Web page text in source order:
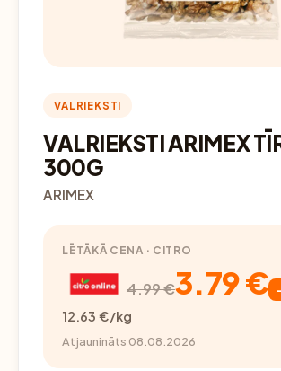
VALRIEKSTI
VALRIEKSTI ARIMEX
300G
ARIMEX
LĒTĀKĀ CENA · CITRO
4.99 €3.79 €
12.63 €/kg
Atjaunināts 08.08.2026